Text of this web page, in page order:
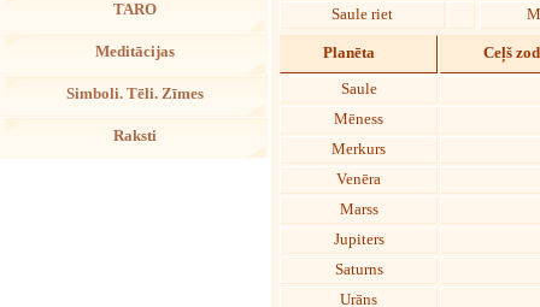
TARO
Meditācijas
Simboli. Tēli. Zīmes
Raksti
Saule riet
Planēta Ceļš
Saule
Mēness
Merkurs
Venēra
Marss
Jupiters
Saturns
Urāns